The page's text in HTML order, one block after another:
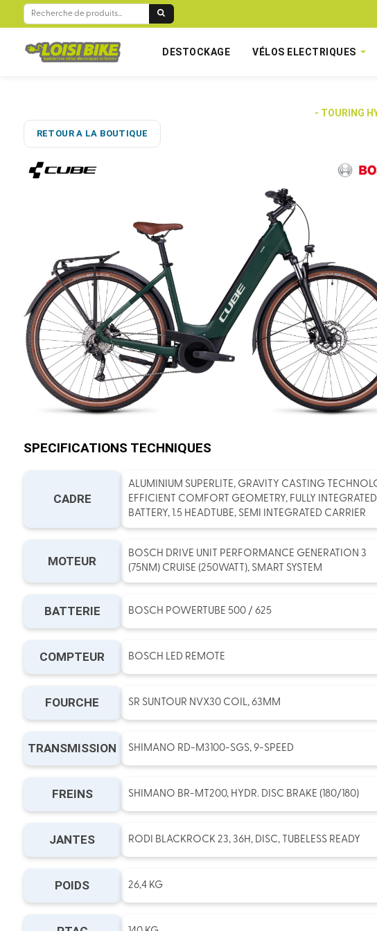
RECHERCHE
DESTOCKAGE VÉLOS ELECTRIQUES
- TOURING
RETOUR A LA BOUTIQUE
SPECIFICATIONS TECHNIQUES
CADRE
ALUMINIUM SUPERLITE, GRAVITY CASTING
EFFICIENT COMFORT GEOMETRY, FULLY INTEGRATED
BATTERY, 1.5 HEADTUBE, SEMI INTEGRATED CARRIER
MOTEUR
BOSCH DRIVE UNIT PERFORMANCE GENERATION 3
(75NM) CRUISE (250WATT), SMART SYSTEM
BATTERIE BOSCH POWERTUBE 500 / 625
COMPTEUR BOSCH LED REMOTE
FOURCHE SR SUNTOUR NVX30 COIL, 63MM
TRANSMISSION SHIMANO RD-M3100-SGS, 9-SPEED
FREINS SHIMANO BR-MT200, HYDR. DISC BRAKE (180/180)
JANTES RODI BLACKROCK 23, 36H, DISC, TUBELESS READY
POIDS 26,4 KG